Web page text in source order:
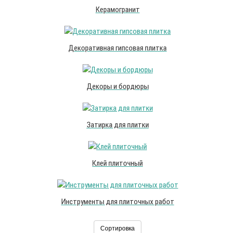
Керамогранит
Декоративная гипсовая плитка
Декоры и бордюры
Затирка для плитки
Клей плиточный
Инструменты для плиточных работ
Сортировка